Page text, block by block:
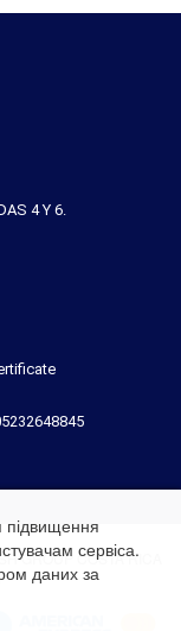
4 Y 6.
GROUP COSTA RICA
підвищення
сервіса.
даних за